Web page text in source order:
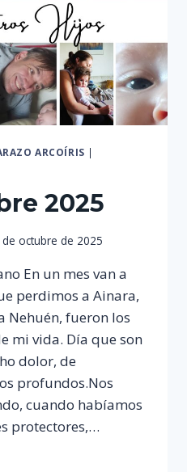
ARCOÍRIS |
2025
de octubre de 2025
En un mes van a
perdimos a Ainara,
Nehuén, fueron los
mi vida. Día que son
dolor, de
profundos.Nos
cuando habíamos
protectores,…